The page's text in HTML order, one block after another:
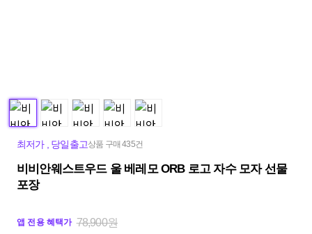
최저가 당일출고상품 구매 435건
비비안웨스트우드 울 베레모 ORB 로고 자수 모자 선물
포장
앱 전용 혜택가 78,900원